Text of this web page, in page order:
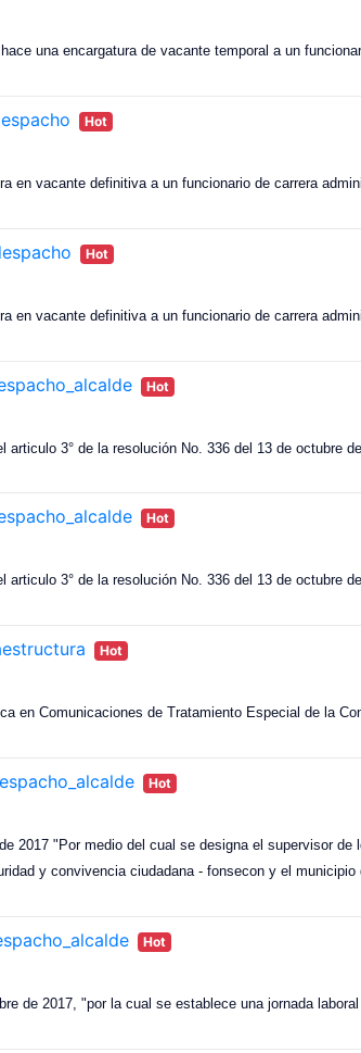
una encargatura de vacante temporal a un
Hot
en vacante definitiva a un funcionario de carrera
Hot
en vacante definitiva a un funcionario de carrera
Hot
3° de la resolución No. 336 del 13 de octubre
Hot
articulo 3° de la resolución No. 336 del 13 de octubre
Hot
en Comunicaciones de Tratamiento Especial de la
Hot
2017 "Por medio del cual se designa el supervisor
y convivencia ciudadana - fonsecon y el municipio
Hot
de 2017, "por la cual se establece una jornada